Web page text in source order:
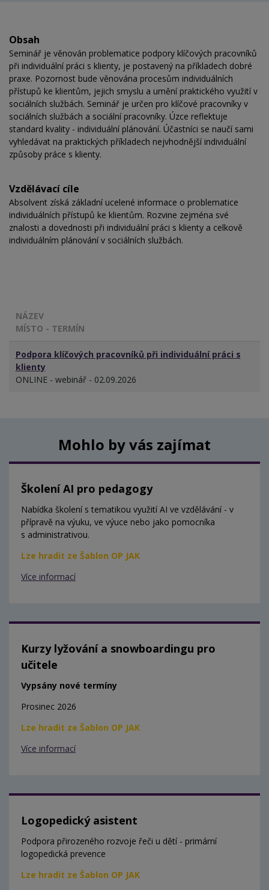
Obsah
Seminář je věnován problematice podpory klíčových pracovníků
při individuální práci s klienty, je postavený na příkladech dobré
praxe. Pozornost bude věnována procesům individuálních
přístupů ke klientům, jejich smyslu a umění praktického využití v
sociálních službách. Seminář je určen pro klíčové pracovníky v
sociálních službách a sociální pracovníky. Úzce reflektuje
standard kvality - individuální plánování. Účastníci se naučí sami
vyhledávat na praktických příkladech nejvhodnější individuální
způsoby práce s klienty.
Vzdělávací cíle
Absolvent získá základní ucelené informace o problematice
individuálních přístupů ke klientům. Rozvine zejména své
znalosti a dovednosti při individuální práci s klienty a celkově
individuálním plánování v sociálních službách.
NÁZEV
MÍSTO - TERMÍN
Podpora klíčových pracovníků při individuální práci s
klienty
ONLINE - webinář - 02.09.2026
Mohlo by vás zajímat
Školení AI pro pedagogy
Nabídka školení s tematikou využití AI ve vzdělávání - v
přípravě na výuku, ve výuce nebo jako pomocníka
s administrativou.
Lze hradit ze Šablon OP JAK
Více informací
Kurzy lyžování a snowboardingu pro
učitele
Vypsány nové termíny
Prosinec 2026
Lze hradit ze Šablon OP JAK
Více informací
Logopedický asistent
Podpora přirozeného rozvoje řeči u dětí - primární
logopedická prevence
Lze hradit ze Šablon OP JAK